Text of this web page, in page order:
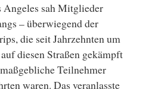
Angeles sah Mitglieder
– überwiegend der
die seit Jahrzehnten um
diesen Straßen gekämpft
Teilnehmer
waren. Das veranlasste